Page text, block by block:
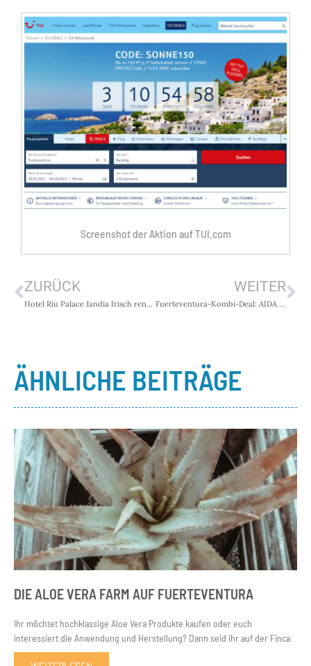
Screenshot der Aktion auf TUI.com
ZURÜCK
Hotel Riu Palace Jandia frisch renoviert
WEITER
Fuerteventura-Kombi-Deal: AIDA Kreuzfahrt + Aldiana Urlaub
ÄHNLICHE BEITRÄGE
DIE ALOE VERA FARM AUF FUERTEVENTURA
Ihr möchtet hochklassige Aloe Vera Produkte kaufen oder euch
interessiert die Anwendung und Herstellung? Dann seid ihr auf der Finca